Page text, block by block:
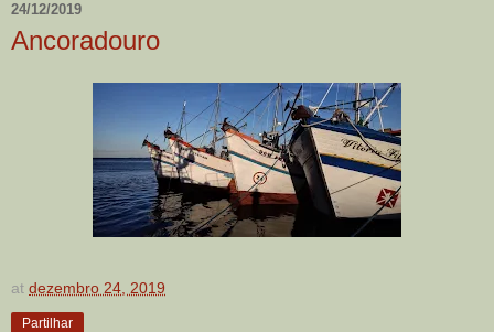
24/12/2019
Ancoradouro
at dezembro 24, 2019
Partilhar